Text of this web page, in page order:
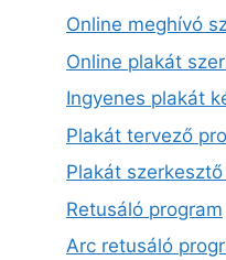
Online meghívó
Online plakát
Ingyenes plakát
Plakát tervező
Plakát
Retusáló program
Arc retusáló